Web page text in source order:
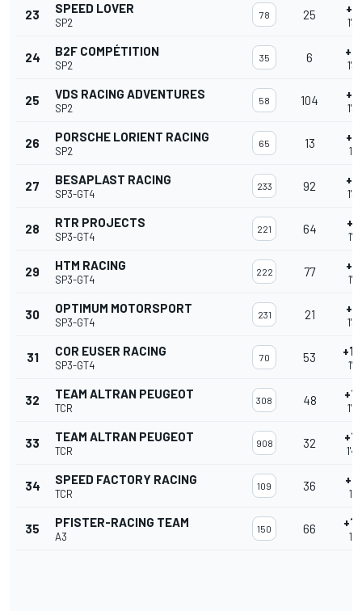
23 SPEED LOVER
SP2
78 25
24 B2F COMPÉTITION
SP2
35 6
25 VDS RACING ADVENTURES
SP2
58 104
26 PORSCHE LORIENT RACING
SP2
65 13
27 BESAPLAST RACING
SP3-GT4
233 92
28 RTR PROJECTS
SP3-GT4
221 64
29 HTM RACING
SP3-GT4
222 77
30 OPTIMUM MOTORSPORT
SP3-GT4
231 21
31 COR EUSER RACING
SP3-GT4
70 53
32 TEAM ALTRAN PEUGEOT
TCR
308 48
33 TEAM ALTRAN PEUGEOT
TCR
908 32
34 SPEED FACTORY RACING
TCR
109 36
35 PFISTER-RACING TEAM
A3
150 66